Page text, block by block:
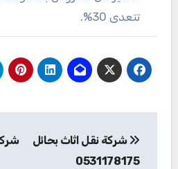
تتعدى 30%.
المقالات
شركة نقل اثاث بحائل
0531178175